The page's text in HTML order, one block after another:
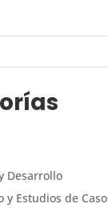
Desarrollo
y Estudios de Caso